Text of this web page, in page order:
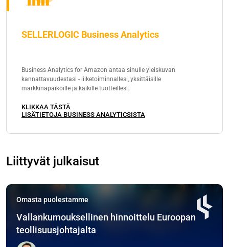
SELLERLOGIC Business Analytics
Business Analytics for Amazon antaa sinulle yleiskuvan
kannattavuudestasi - liiketoiminnallesi, yksittäisille
markkinapaikoille ja kaikille tuotteillesi.
KLIKKAA TÄSTÄ
LISÄTIETOJA BUSINESS ANALYTICSISTA
Liittyvät julkaisut
Omasta puolestamme
Vallankumouksellinen hinnoittelu Euroopan
teollisuusjohtajalta